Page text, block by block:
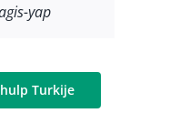
yap
Turkije